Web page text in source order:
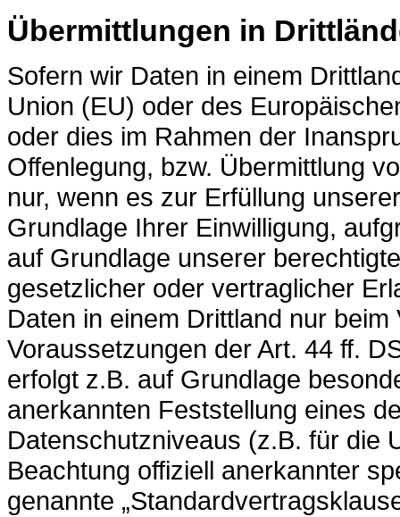
Übermittlungen in
Sofern wir Daten in einem
Union (EU) oder des
oder dies im Rahmen der
Offenlegung, bzw. Übermittlung
nur, wenn es zur Erfüllung
Grundlage Ihrer Einwilligung,
auf Grundlage unserer
gesetzlicher oder vertraglicher
Daten in einem Drittland nur
Voraussetzungen der Art. 44 ff.
erfolgt z.B. auf Grundlage
anerkannten Feststellung eines
Datenschutzniveaus (z.B. für die
Beachtung offiziell anerkannter
genannte